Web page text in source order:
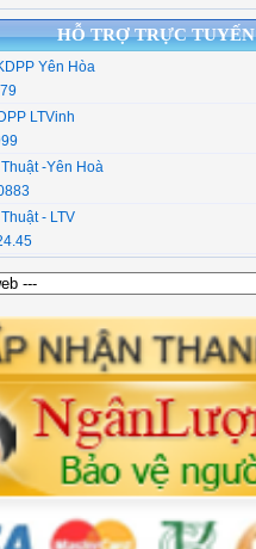
HỖ TRỢ TRỰC TUYẾN
Yên Hòa
LTVinh
-Yên Hoà
- LTV